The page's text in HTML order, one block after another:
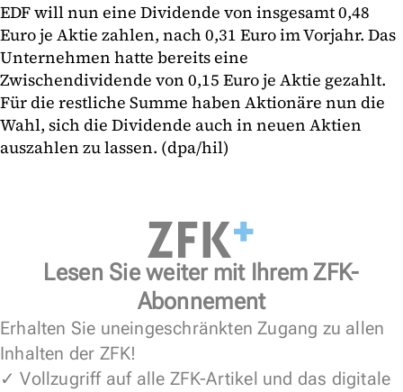
EDF will nun eine Dividende von insgesamt 0,48
Euro je Aktie zahlen, nach 0,31 Euro im Vorjahr. Das
Unternehmen hatte bereits eine
Zwischendividende von 0,15 Euro je Aktie gezahlt.
Für die restliche Summe haben Aktionäre nun die
Wahl, sich die Dividende auch in neuen Aktien
auszahlen zu lassen. (dpa/hil)
Lesen Sie weiter mit Ihrem ZFK-
Abonnement
Erhalten Sie uneingeschränkten Zugang zu allen
Inhalten der ZFK!
✓ Vollzugriff auf alle ZFK-Artikel und das digitale